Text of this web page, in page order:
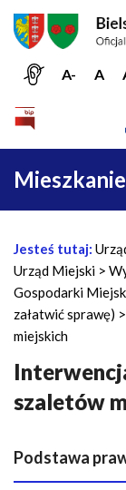
Przejdź do menu
Przejdź do treści
Mapa serwisu
A- A
Główna
nawigacja
Ś
c
i
e
ż
k
n
w
i
Jesteś tutaj:
Urząd Miejski
Gospodarki
załatwić sprawę)
miejskich
szaletów
Podstawa